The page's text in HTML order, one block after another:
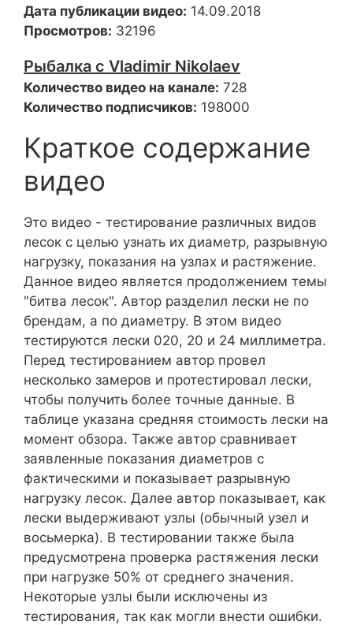
Дата публикации видео: 14.09.2018
Просмотров: 32196
Рыбалка с Vladimir Nikolaev
Количество видео на канале: 728
Количество подписчиков: 198000
Краткое содержание
видео
Это видео - тестирование различных видов
лесок с целью узнать их диаметр, разрывную
нагрузку, показания на узлах и растяжение.
Данное видео является продолжением темы
"битва лесок". Автор разделил лески не по
брендам, а по диаметру. В этом видео
тестируются лески 020, 20 и 24 миллиметра.
Перед тестированием автор провел
несколько замеров и протестировал лески,
чтобы получить более точные данные. В
таблице указана средняя стоимость лески на
момент обзора. Также автор сравнивает
заявленные показания диаметров с
фактическими и показывает разрывную
нагрузку лесок. Далее автор показывает, как
лески выдерживают узлы (обычный узел и
восьмерка). В тестировании также была
предусмотрена проверка растяжения лески
при нагрузке 50% от среднего значения.
Некоторые узлы были исключены из
тестирования, так как могли внести ошибки.